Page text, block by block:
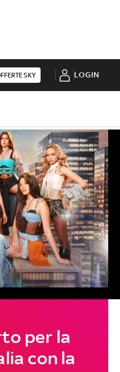
SKY LOGIN
per la
con la